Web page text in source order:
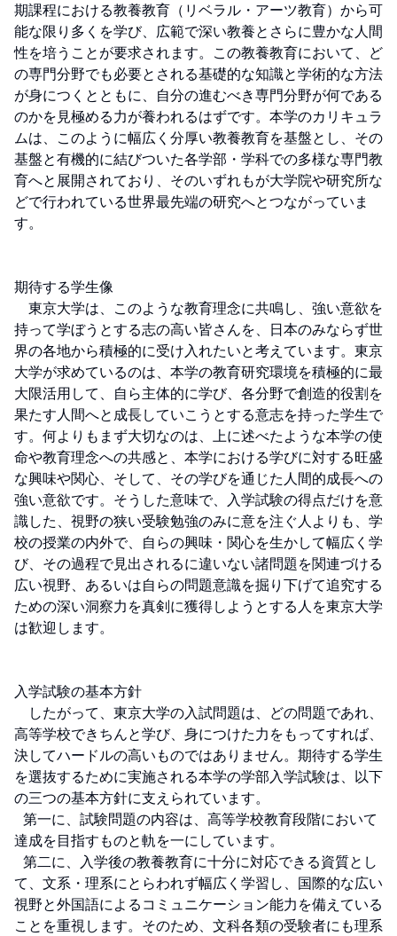
期課程における教養教育（リベラル・アーツ教育）から可
能な限り多くを学び、広範で深い教養とさらに豊かな人間
性を培うことが要求されます。この教養教育において、ど
の専門分野でも必要とされる基礎的な知識と学術的な方法
が身につくとともに、自分の進むべき専門分野が何である
のかを見極める力が養われるはずです。本学のカリキュラ
ムは、このように幅広く分厚い教養教育を基盤とし、その
基盤と有機的に結びついた各学部・学科での多様な専門教
育へと展開されており、そのいずれもが大学院や研究所な
どで行われている世界最先端の研究へとつながっていま
す。
期待する学生像
東京大学は、このような教育理念に共鳴し、強い意欲を
持って学ぼうとする志の高い皆さんを、日本のみならず世
界の各地から積極的に受け入れたいと考えています。東京
大学が求めているのは、本学の教育研究環境を積極的に最
大限活用して、自ら主体的に学び、各分野で創造的役割を
果たす人間へと成長していこうとする意志を持った学生で
す。何よりもまず大切なのは、上に述べたような本学の使
命や教育理念への共感と、本学における学びに対する旺盛
な興味や関心、そして、その学びを通じた人間的成長への
強い意欲です。そうした意味で、入学試験の得点だけを意
識した、視野の狭い受験勉強のみに意を注ぐ人よりも、学
校の授業の内外で、自らの興味・関心を生かして幅広く学
び、その過程で見出されるに違いない諸問題を関連づける
広い視野、あるいは自らの問題意識を掘り下げて追究する
ための深い洞察力を真剣に獲得しようとする人を東京大学
は歓迎します。
入学試験の基本方針
したがって、東京大学の入試問題は、どの問題であれ、
高等学校できちんと学び、身につけた力をもってすれば、
決してハードルの高いものではありません。期待する学生
を選抜するために実施される本学の学部入学試験は、以下
の三つの基本方針に支えられています。
達成を目指すものと軌を一にしています。
て、文系・理系にとらわれず幅広く学習し、国際的な広い
視野と外国語によるコミュニケーション能力を備えている
ことを重視します。そのため、文科各類の受験者にも理系